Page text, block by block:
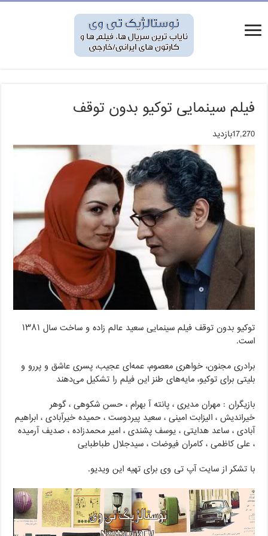
فیلم سینمایی توکیو بدون توقف
17,270بازدید
توکیو بدون توقف فیلم سینمایی سعید عالم زاده و ساخت سال ۱۳۸۱
است.
برادری مجنون، خواهری معصوم، عمه‌ای عجیب، پسری عاشق و پررو و
بلیتی برای توکیو، مایه‌های طنز این فیلم را تشکیل می‌دهند
بازیگران : مهران مدیری ، پانته آ بهرام ، حسن شکوهی ، گوهر
خیراندیش ، الیزابت امینی ، سعید پیردوست ، حمیده خیرآبادی ، ابراهیم
آبادی ، ساعد هدایتی ، یوسف پشندی ، امیر محمدزاده ، صدیف آرمیده
، علی کاظمی ، کامران فیوضات ، سیدجلال طباطبایی
با تشکر از سایت آپ تی وی برای تهیه این ویدیو.